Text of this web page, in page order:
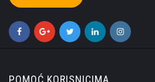
POMOĆ KORISNICIMA